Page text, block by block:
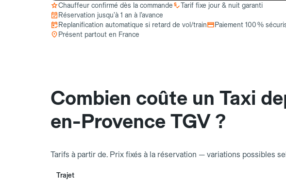
Chauffeur confirmé dès la commande
Tarif fixe jour & nuit garanti
Réservation jusqu’à 1 an à l’avance
Replanification automatique si retard de vol/train
Paiement 100 %
Présent partout en France
Combien coûte un Taxi
en-Provence TGV ?
Tarifs à partir de. Prix fixés à la réservation — variations possibles
Trajet